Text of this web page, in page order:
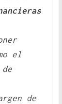
el
de